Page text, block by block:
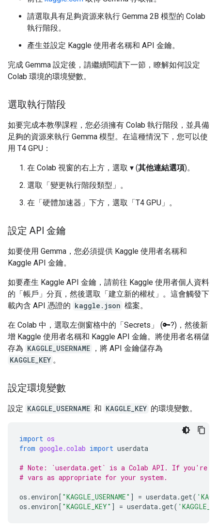
請選取具有足夠資源來執行 Gemma 2B 模型的 Colab
執行階段。
產生並設定 Kaggle 使用者名稱和 API 金鑰。
完成 Gemma 設定後，請繼續閱讀下一節，瞭解如何設定
Colab 環境的環境變數。
選取執行階段
如要完成本教學課程，您必須擁有 Colab 執行階段，並具備
足夠的資源來執行 Gemma 模型。在這種情況下，您可以使
用 T4 GPU：
在 Colab 視窗的右上方，選取 ▾ (其他連結選項)。
選取「變更執行階段類型」 。
在「硬體加速器」 下方，選取「T4 GPU」 。
設定 API 金鑰
如要使用 Gemma，您必須提供 Kaggle 使用者名稱和
Kaggle API 金鑰。
如要產生 Kaggle API 金鑰，請前往 Kaggle 使用者個人資料
的「帳戶」 分頁，然後選取「建立新的權杖」 。這會觸發下
載內含 API 憑證的 kaggle.json 檔案。
在 Colab 中，選取左側窗格中的「Secrets」
(🔑?)，然後新
增 Kaggle 使用者名稱和 Kaggle API 金鑰。將使用者名稱儲
存為 KAGGLE_USERNAME ，將 API 金鑰儲存為
KAGGLE_KEY 。
設定環境變數
設定 KAGGLE_USERNAME 和 KAGGLE_KEY 的環境變數。
import os
from google.colab import userdata
# Note: `userdata.get` is a Colab API. If you're
# vars as appropriate for your system.
os . environ[ "KAGGLE_USERNAME" ] = userdata.get(
os . environ[ "KAGGLE_KEY" ] = userdata.get(